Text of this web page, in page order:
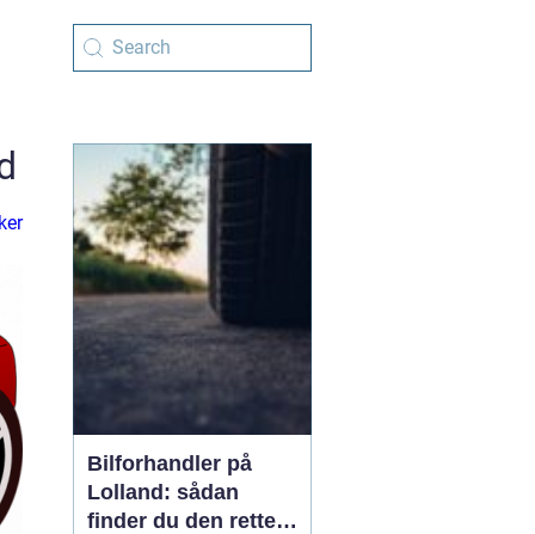
Bilforhandler på
Lolland: sådan
finder du den rette